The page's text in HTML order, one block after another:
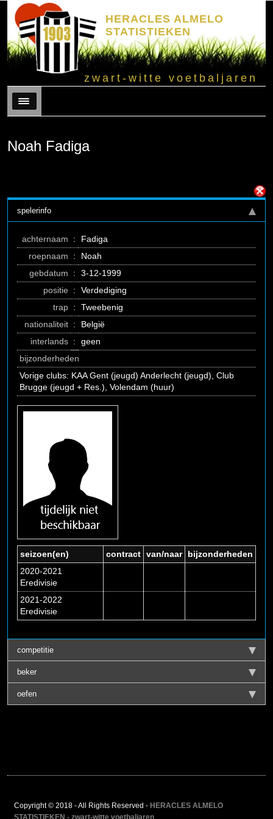
HERACLES ALMELO
STATISTIEKEN
zwart-witte voetbaljaren
Menu
Noah Fadiga
spelerinfo
achternaam :
Fadiga
roepnaam
:
Noah
gebdatum
:
3-12-1999
positie :
Verdediging
trap :
Tweebenig
nationaliteit :
België
interlands :
geen
bijzonderheden
Vorige clubs: KAA Gent (jeugd) Anderlecht (jeugd), Club
Brugge (jeugd + Res.), Volendam (huur)
seizoen(en) contract van/naar
bijzonderheden
2020-2021
Eredivisie
2021-2022
Eredivisie
competitie
beker
oefen
Copyright © 2018 - All Rights Reserved - HERACLES ALMELO
STATISTIEKEN - zwart-witte voetbaljaren